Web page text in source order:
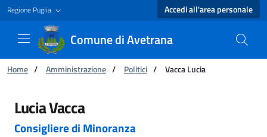
Regione Puglia Accedi all'area personale
Comune di Avetrana
Ti trovi in:
Home / Amministrazione / Politici / Vacca Lucia
Vacca Lucia - Comune di Avetrana
Lucia Vacca
Consigliere di Minoranza